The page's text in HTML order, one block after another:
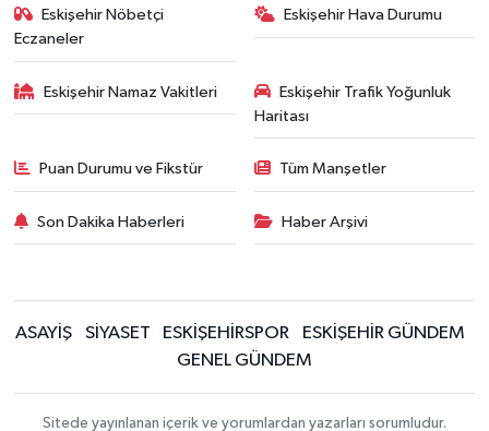
Eskişehir Nöbetçi
Eczaneler
Eskişehir Hava Durumu
Eskişehir Namaz Vakitleri
Eskişehir Trafik Yoğunluk
Haritası
Puan Durumu ve Fikstür Tüm Manşetler
Son Dakika Haberleri Haber Arşivi
ASAYİŞ SİYASET ESKİŞEHİRSPOR
ESKİŞEHİR GÜNDEM
GENEL GÜNDEM
Sitede yayınlanan içerik ve yorumlardan yazarları sorumludur.